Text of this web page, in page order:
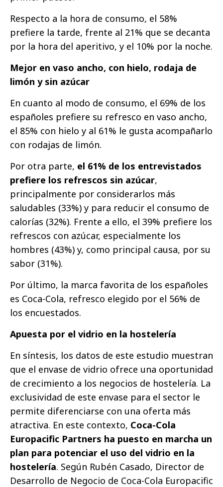
Respecto a la hora de consumo, el 58%
prefiere la tarde, frente al 21% que se decanta
por la hora del aperitivo, y el 10% por la noche.
Mejor en vaso ancho, con hielo, rodaja de
limón y sin azúcar
En cuanto al modo de consumo, el 69% de los
españoles prefiere su refresco en vaso ancho,
el 85% con hielo y al 61% le gusta acompañarlo
con rodajas de limón.
Por otra parte, el 61% de los entrevistados
prefiere los refrescos sin azúcar,
principalmente por considerarlos más
saludables (33%) y para reducir el consumo de
calorías (32%). Frente a ello, el 39% prefiere los
refrescos con azúcar, especialmente los
hombres (43%) y, como principal causa, por su
sabor (31%).
Por último, la marca favorita de los españoles
es Coca-Cola, refresco elegido por el 56% de
los encuestados.
Apuesta por el vidrio en la hostelería
En síntesis, los datos de este estudio muestran
que el envase de vidrio ofrece una oportunidad
de crecimiento a los negocios de hostelería. La
exclusividad de este envase para el sector le
permite diferenciarse con una oferta más
atractiva. En este contexto, Coca-Cola
Europacific Partners ha puesto en marcha un
plan para potenciar el uso del vidrio en la
hostelería. Según Rubén Casado, Director de
Desarrollo de Negocio de Coca-Cola Europacific